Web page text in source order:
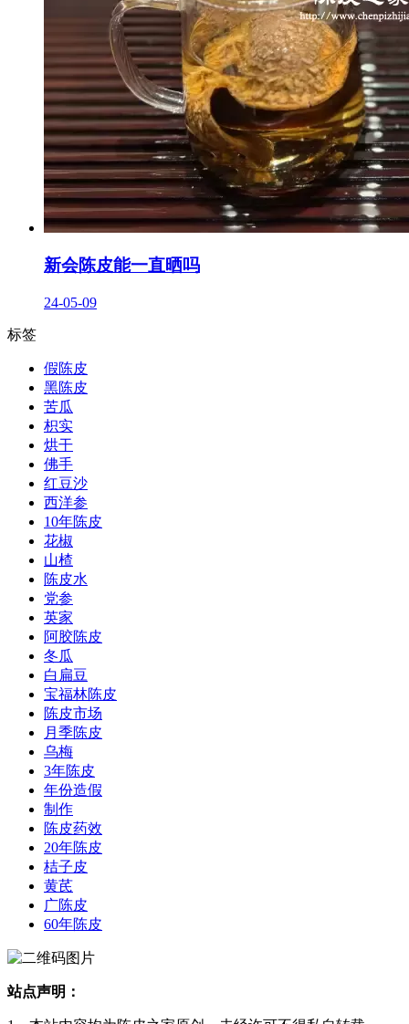
新会陈皮能一直晒吗
24-05-09
标签
假陈皮
黑陈皮
苦瓜
枳实
烘干
佛手
红豆沙
西洋参
10年陈皮
花椒
山楂
陈皮水
党参
英家
阿胶陈皮
冬瓜
白扁豆
宝福林陈皮
陈皮市场
月季陈皮
乌梅
3年陈皮
年份造假
制作
陈皮药效
20年陈皮
桔子皮
黄芪
广陈皮
60年陈皮
站点声明：